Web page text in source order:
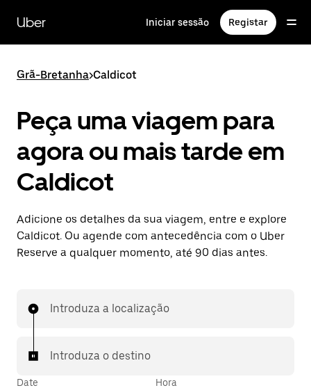
para
conteúdo
Uber Iniciar sessão Registar
Grã-Bretanha>Caldicot
Peça uma viagem para
agora ou mais tarde em
Caldicot
Adicione os detalhes da sua viagem, entre e explore
Caldicot. Ou agende com antecedência com o Uber
Reserve a qualquer momento, até 90 dias antes.
Introduza a localização
Introduza o destino
Date Hora